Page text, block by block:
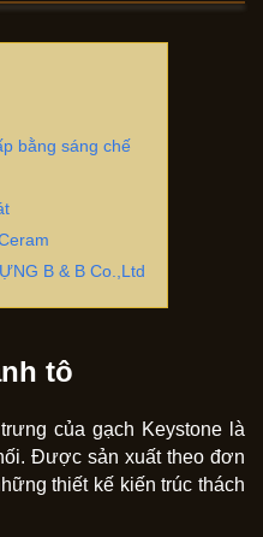
bằng sáng chế
B & B Co.,Ltd
tô
của gạch Keystone là
Được sản xuất theo đơn
thiết kế kiến ​​trúc thách